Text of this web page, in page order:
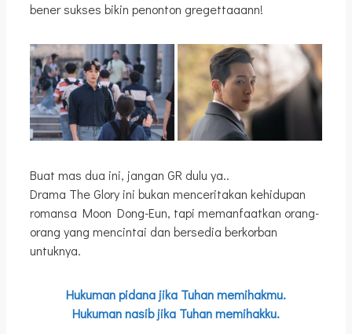
bener sukses bikin penonton gregettaaann!
Buat mas dua ini, jangan GR dulu ya..
Drama The Glory ini bukan menceritakan kehidupan
romansa Moon Dong-Eun, tapi memanfaatkan orang-
orang yang mencintai dan bersedia berkorban
untuknya.
Hukuman pidana jika Tuhan memihakmu.
Hukuman nasib jika Tuhan memihakku.